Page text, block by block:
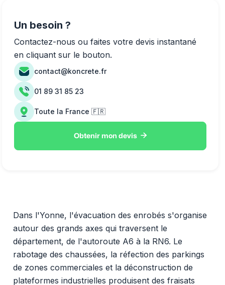
Dans l'Yonne, l'évacuation des enrobés s'organise
autour des grands axes qui traversent le
département, de l'autoroute A6 à la RN6. Le
rabotage des chaussées, la réfection des parkings
de zones commerciales et la déconstruction de
plateformes industrielles produisent des fraisats
Un besoin ?
Contactez-nous ou faites votre devis instantané
en cliquant sur le bouton.
contact@koncrete.fr
01 89 31 85 23
Toute la France 🇫🇷
Obtenir mon devis 